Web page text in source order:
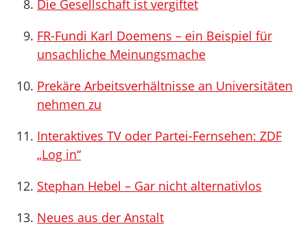
Die Gesellschaft ist vergiftet
FR-Fundi Karl Doemens – ein Beispiel für
unsachliche Meinungsmache
Prekäre Arbeitsverhältnisse an Universitäten
nehmen zu
Interaktives TV oder Partei-Fernsehen: ZDF
„Log in“
Stephan Hebel – Gar nicht alternativlos
Neues aus der Anstalt